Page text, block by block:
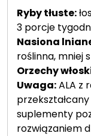
Ryby tłuste:
3 porcje
Nasiona
roślinna, mniej
Orzechy
Uwaga:ALA z
suplementy
rozwiązaniem